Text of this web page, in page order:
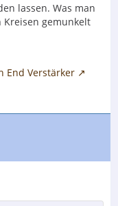
lassen. Was man
gemunkelt
End Verstärker